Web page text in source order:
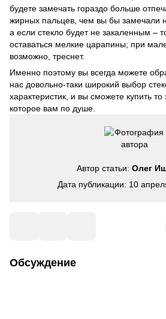
будете замечать гораздо больше
жирных пальцев, чем вы бы замечали
а если стекло будет не закаленным –
оставаться мелкие царапины; при
возможно, треснет.
Именно поэтому вы всегда можете
нас довольно-таки широкий выбор
характеристик, и вы сможете купить то
которое вам по душе.
Автор статьи: Олег
Дата публикации: 10
Обсуждение